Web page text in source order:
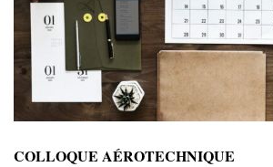
COLLOQUE AÉROTECHNIQUE